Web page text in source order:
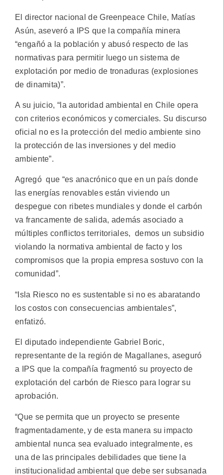
El director nacional de Greenpeace Chile, Matías
Asún, aseveró a IPS que la compañía minera
“engañó a la población y abusó respecto de las
normativas para permitir luego un sistema de
explotación por medio de tronaduras (explosiones
de dinamita)”.
A su juicio, “la autoridad ambiental en Chile opera
con criterios económicos y comerciales. Su discurso
oficial no es la protección del medio ambiente sino
la protección de las inversiones y del medio
ambiente”.
Agregó que “es anacrónico que en un país donde
las energías renovables están viviendo un
despegue con ribetes mundiales y donde el carbón
va francamente de salida, además asociado a
múltiples conflictos territoriales, demos un subsidio
violando la normativa ambiental de facto y los
compromisos que la propia empresa sostuvo con la
comunidad”.
“Isla Riesco no es sustentable si no es abaratando
los costos con consecuencias ambientales”,
enfatizó.
El diputado independiente Gabriel Boric,
representante de la región de Magallanes, aseguró
a IPS que la compañía fragmentó su proyecto de
explotación del carbón de Riesco para lograr su
aprobación.
“Que se permita que un proyecto se presente
fragmentadamente, y de esta manera su impacto
ambiental nunca sea evaluado integralmente, es
una de las principales debilidades que tiene la
institucionalidad ambiental que debe ser subsanada